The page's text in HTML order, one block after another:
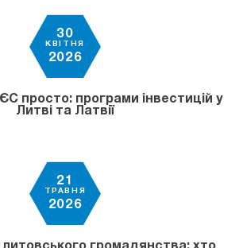
30
КВІТНЯ
2026
просто: програми інвестицій у
Литві та Латвії
21
ТРАВНЯ
2026